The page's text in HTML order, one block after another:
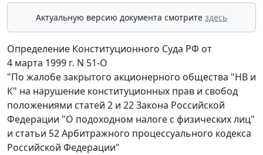
Актуальную версию документа смотрите здесь
Определение Конституционного Суда РФ от
4 марта 1999 г. N 51-О
"По жалобе закрытого акционерного общества "НВ и
К" на нарушение конституционных прав и свобод
положениями статей 2 и 22 Закона Российской
Федерации "О подоходном налоге с физических лиц"
и статьи 52 Арбитражного процессуального кодекса
Российской Федерации"